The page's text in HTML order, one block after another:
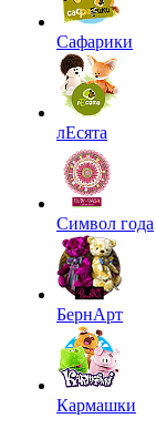
Сафарики
лЕсята
Символ года
БернАрт
Кармашки